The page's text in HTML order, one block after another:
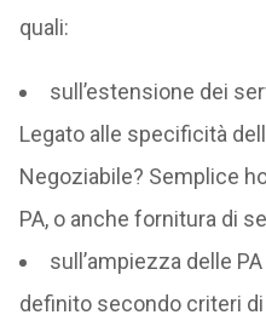
quali:
sull’estensione dei
Legato alle specificità
Negoziabile? Semplice
PA, o anche fornitura di
sull’ampiezza delle
definito secondo criteri